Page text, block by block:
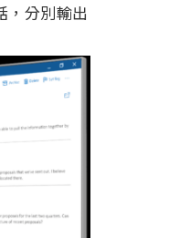
，分別輸出